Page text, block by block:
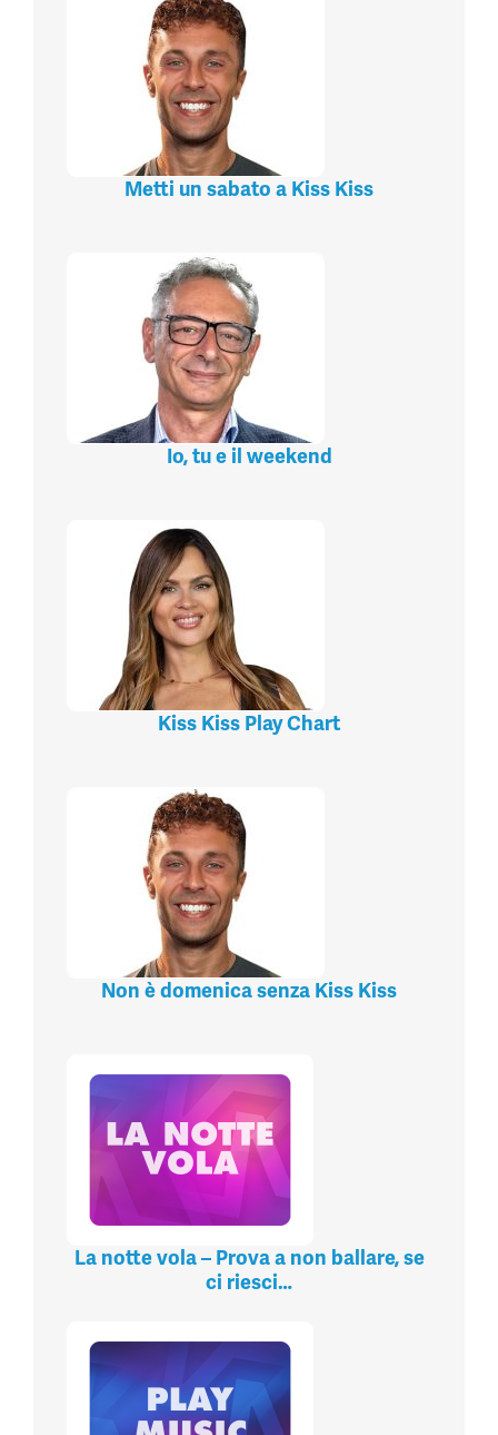
Metti un sabato a Kiss Kiss
Io, tu e il weekend
Kiss Kiss Play Chart
Non è domenica senza Kiss Kiss
La notte vola – Prova a non ballare, se
ci riesci…